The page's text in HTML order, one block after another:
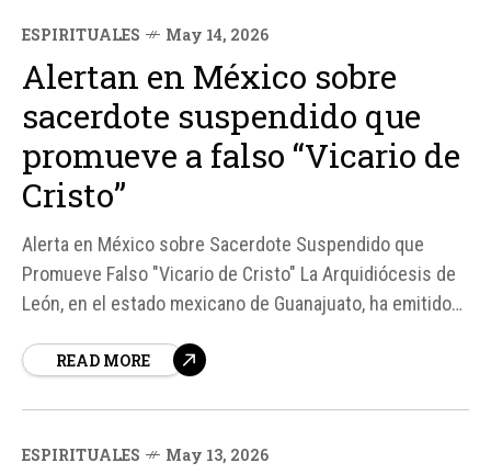
ESPIRITUALES May 14, 2026
Alertan en México sobre
sacerdote suspendido que
promueve a falso “Vicario de
Cristo”
Alerta en México sobre Sacerdote Suspendido que
Promueve Falso "Vicario de Cristo" La Arquidiócesis de
León, en el estado mexicano de Guanajuato, ha emitido
José Isabel Macías Alcalá, un sacerdote suspendido del
READ MORE
ESPIRITUALES May 13, 2026